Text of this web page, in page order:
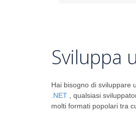
Sviluppa
Hai bisogno di sviluppare
.NET , qualsiasi
molti formati popolari tra